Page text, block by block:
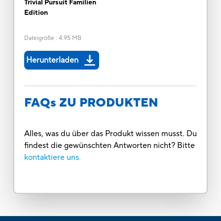
Trivial Pursuit Familien
Edition
Dateigröße : 4.95 MB
Herunterladen
FAQs ZU PRODUKTEN
Alles, was du über das Produkt wissen musst. Du
findest die gewünschten Antworten nicht? Bitte
kontaktiere uns.